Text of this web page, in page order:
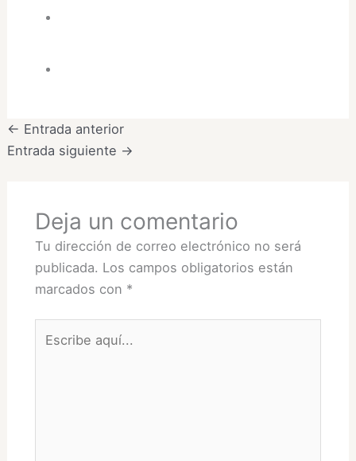
← Entrada anterior
Entrada siguiente →
Deja un comentario
Tu dirección de correo electrónico no será
publicada. Los campos obligatorios están
marcados con *